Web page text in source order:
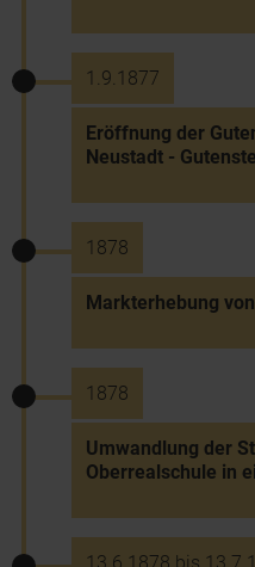
1.9.1877
Eröffnung der
Neustadt -
1878
Markterhebung
1878
Umwandlung der
Oberrealschule in